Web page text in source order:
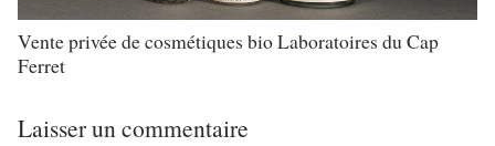
Vente privée de cosmétiques bio Laboratoires du Cap
Ferret
Laisser un commentaire